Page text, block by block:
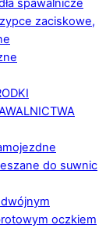
spawalnicze
zaciskowe,
do suwnic
oczkiem